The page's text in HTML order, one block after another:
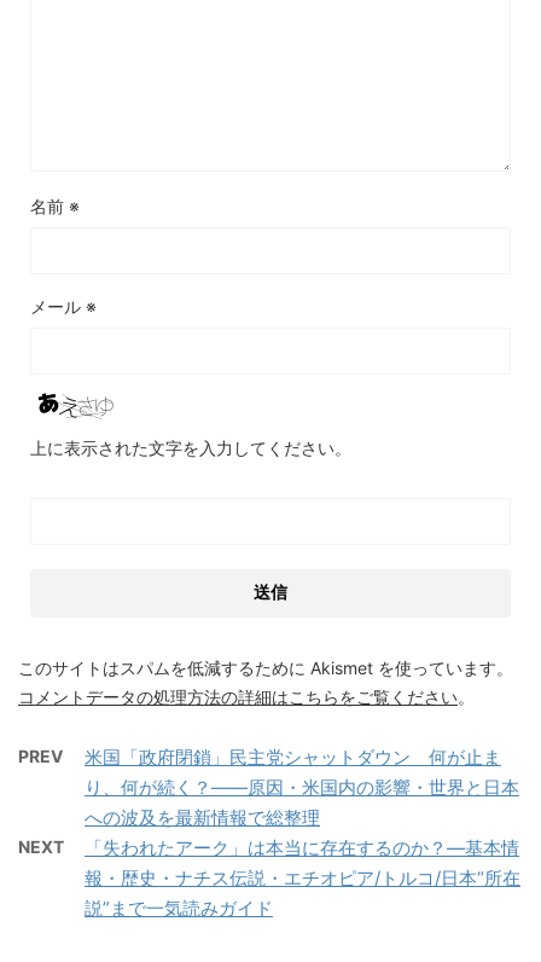
名前 ※
メール ※
上に表示された文字を入力してください。
このサイトはスパムを低減するために Akismet を使っています。
コメントデータの処理方法の詳細はこちらをご覧ください。
PREV
米国「政府閉鎖」民主党シャットダウン 何が止ま
り、何が続く？――原因・米国内の影響・世界と日本
への波及を最新情報で総整理
NEXT
「失われたアーク」は本当に存在するのか？—基本情
報・歴史・ナチス伝説・エチオピア/トルコ/日本“所在
説”まで一気読みガイド